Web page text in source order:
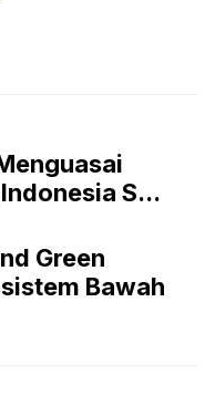
S...
Green
Bawah